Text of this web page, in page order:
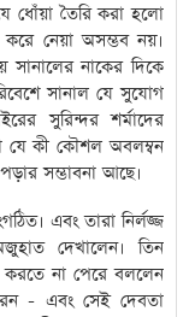
ধোঁয়া তৈরি করা হলো
নেয়া অসম্ভব নয়।
নাকের দিকে
সানাল যে সুযোগ
সুরিন্দর শর্মাদের
যে কী কৌশল অবলম্বন
সম্ভাবনা আছে।
এবং তারা নির্লজ্জ
দেখালেন। তিন
করতে না পেরে বললেন
- এবং সেই দেবতা